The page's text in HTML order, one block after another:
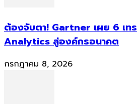
ต้องจับตา! Gartner เผย 6 เ
Analytics สู่องค์กรอนาคต
กรกฎาคม 8, 2026